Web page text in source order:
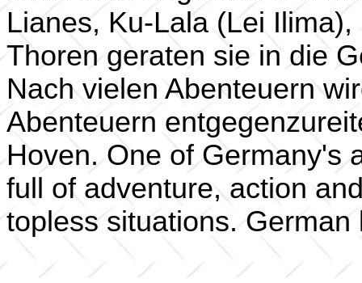
Lianes, Ku-Lala (Lei
Thoren geraten sie in die
Nach vielen Abenteuern
Abenteuern
Hoven. One of Germany's
full of adventure, action
topless situations.